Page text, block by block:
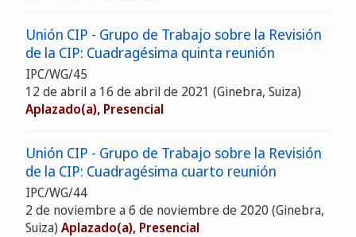
Unión CIP - Grupo de Trabajo sobre la Revisión
de la CIP: Cuadragésima quinta reunión
IPC/WG/45
12 de abril a 16 de abril de 2021 (Ginebra, Suiza)
Aplazado(a), Presencial
Unión CIP - Grupo de Trabajo sobre la Revisión
de la CIP: Cuadragésima cuarto reunión
IPC/WG/44
2 de noviembre a 6 de noviembre de 2020 (Ginebra,
Suiza) Aplazado(a), Presencial